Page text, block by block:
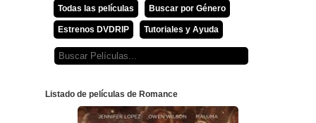
Todas las películas Buscar por Género
Estrenos DVDRIP Tutoriales y Ayuda
Listado de películas de Romance